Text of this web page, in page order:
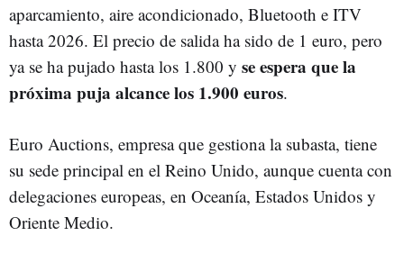
aparcamiento, aire acondicionado, Bluetooth e ITV
hasta 2026. El precio de salida ha sido de 1 euro, pero
ya se ha pujado hasta los 1.800 y se espera que la
próxima puja alcance los 1.900 euros.
Euro Auctions, empresa que gestiona la subasta, tiene
su sede principal en el Reino Unido, aunque cuenta con
delegaciones europeas, en Oceanía, Estados Unidos y
Oriente Medio.